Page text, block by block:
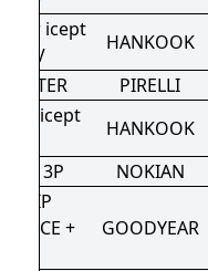
icept
SUV
HANKOOK
PIRELLI
icept
HANKOOK
3P
NOKIAN
+
GOODYEAR